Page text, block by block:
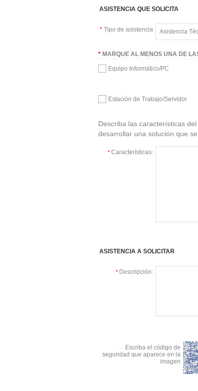
ASISTENCIA QUE SOLICITA
* Tipo de asistencia
* MARQUE AL MENOS UNA DE
Equipo Informático/PC
Estación de Trabajo/Servidor
Describa las características
desarrollar una solución que
* Características:
ASISTENCIA A SOLICITAR
* Descripción:
Escriba el código de
seguridad que aparece en la
imagen